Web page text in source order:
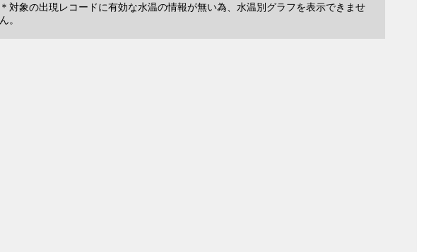
＊対象の出現レコードに有効な水温の情報が無い為、水温別グラフを表示できませ
ん。